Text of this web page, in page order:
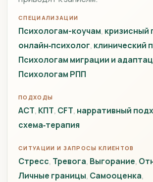
СПЕЦИАЛИЗАЦИИ
Психологам-коучам кризисный
онлайн‑психолог клинический
Психологам миграции и
Психологам РПП
ПОДХОДЫ
ACT КПТ CFT нарративный
схема‑терапия
СИТУАЦИИ И ЗАПРОСЫ КЛИЕНТОВ
Стресс Тревога Выгорание
Личные границы Самооценка